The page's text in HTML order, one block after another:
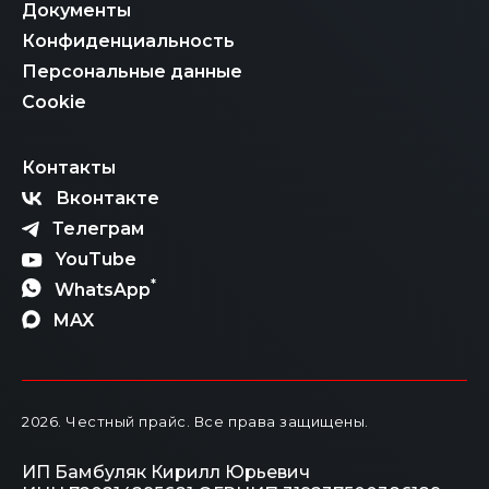
Документы
Конфиденциальность
Персональные данные
Cookie
Контакты
Вконтакте
Телеграм
YouTube
WhatsApp*
MAX
2026 . Честный прайс. Все права защищены.
ИП Бамбуляк Кирилл Юрьевич